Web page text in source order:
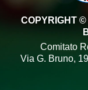
COPYRIGHT
Comitato
Via G. Bruno,